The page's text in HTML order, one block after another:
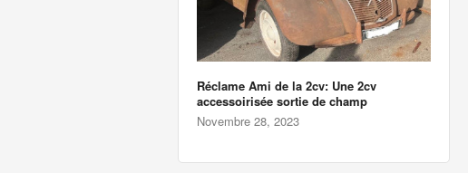
Réclame Ami de la 2cv: Une 2cv
accessoirisée sortie de champ
Novembre 28, 2023